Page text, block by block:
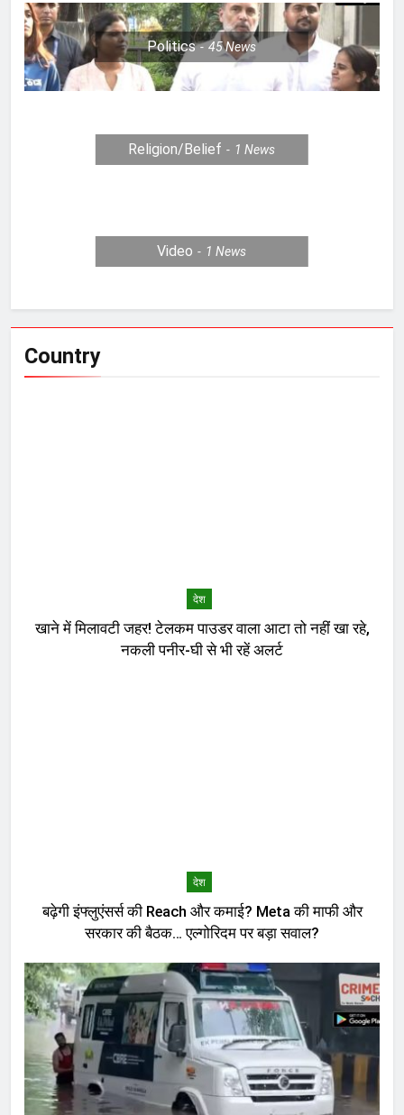
Politics 45News
Religion/Belief 1News
Video 1News
Country
देश
खाने में मिलावटी जहर! टेलकम पाउडर वाला आटा तो नहीं खा रहे,
नकली पनीर-घी से भी रहें अलर्ट
देश
बढ़ेगी इंफ्लुएंसर्स की Reach और कमाई? Meta की माफी और
सरकार की बैठक… एल्गोरिदम पर बड़ा सवाल?